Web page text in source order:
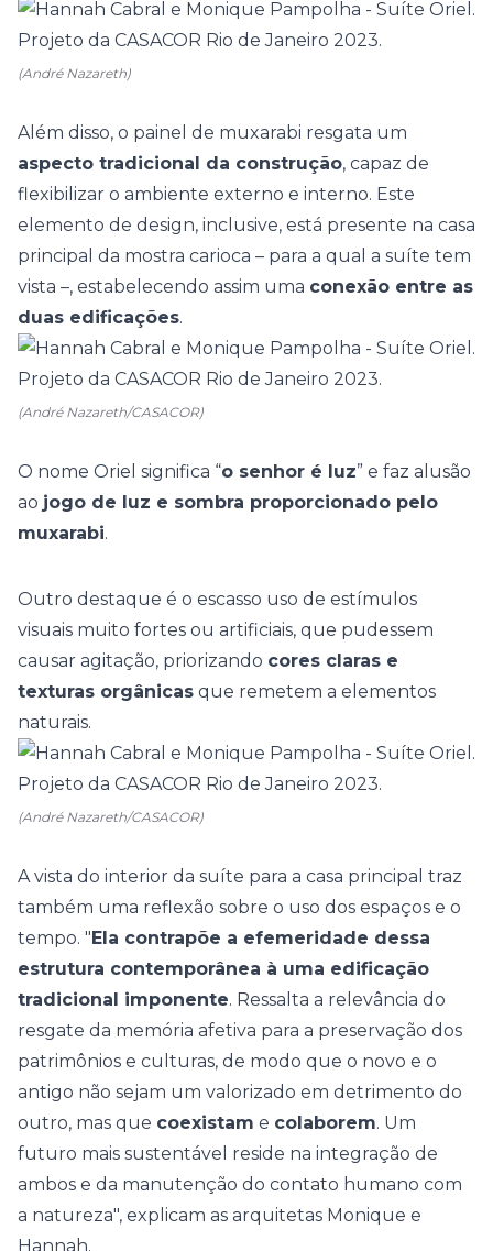
(André Nazareth)
Além disso, o painel de muxarabi resgata um
aspecto tradicional da construção, capaz de
flexibilizar o ambiente externo e interno. Este
elemento de design, inclusive, está presente na casa
principal da mostra carioca – para a qual a suíte tem
vista –, estabelecendo assim uma conexão entre as
duas edificações.
(André Nazareth/CASACOR)
O nome Oriel significa “o senhor é luz” e faz alusão
ao jogo de luz e sombra proporcionado pelo
muxarabi.
Outro destaque é o escasso uso de estímulos
visuais muito fortes ou artificiais, que pudessem
causar agitação, priorizando cores claras e
texturas orgânicas que remetem a elementos
naturais.
(André Nazareth/CASACOR)
A vista do interior da suíte para a casa principal traz
também uma reflexão sobre o uso dos espaços e o
tempo. "Ela contrapõe a efemeridade dessa
estrutura contemporânea à uma edificação
tradicional imponente. Ressalta a relevância do
resgate da memória afetiva para a preservação dos
patrimônios e culturas, de modo que o novo e o
antigo não sejam um valorizado em detrimento do
outro, mas que coexistam e colaborem. Um
futuro mais sustentável reside na integração de
ambos e da manutenção do contato humano com
a natureza", explicam as arquitetas Monique e
Hannah.